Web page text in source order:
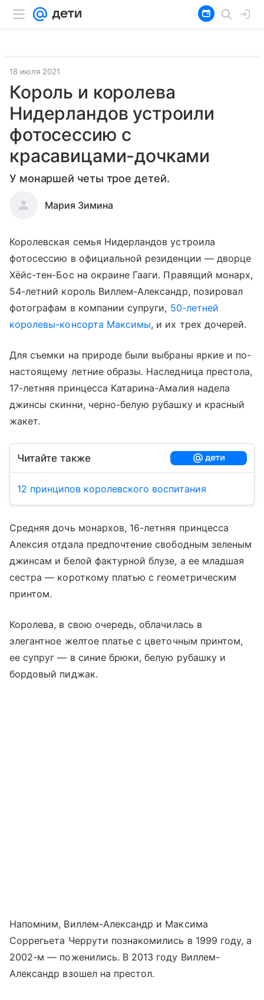
18 июля 2021
Король и королева
Нидерландов устроили
фотосессию с
красавицами-дочками
У монаршей четы трое детей.
Мария Зимина
Королевская семья Нидерландов устроила
фотосессию в официальной резиденции — дворце
Хёйс-тен-Бос на окраине Гааги. Правящий монарх,
54-летний король Виллем-Александр, позировал
фотографам в компании супруги, 50-летней
королевы-консорта Максимы, и их трех дочерей.
Для съемки на природе были выбраны яркие и по-
настоящему летние образы. Наследница престола,
17-летняя принцесса Катарина-Амалия надела
джинсы скинни, черно-белую рубашку и красный
жакет.
Читайте также
12 принципов королевского воспитания
Средняя дочь монархов, 16-летняя принцесса
Алексия отдала предпочтение свободным зеленым
джинсам и белой фактурной блузе, а ее младшая
сестра — короткому платью с геометрическим
принтом.
Королева, в свою очередь, облачилась в
элегантное желтое платье с цветочным принтом,
ее супруг — в синие брюки, белую рубашку и
бордовый пиджак.
Напомним, Виллем-Александр и Максима
Соррегьета Черрути познакомились в 1999 году, а
2002-м — поженились. В 2013 году Виллем-
Александр взошел на престол.